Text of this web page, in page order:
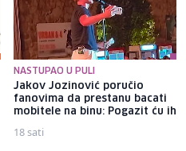
NASTUPAO U PULI
Jakov Jozinović poručio
fanovima da prestanu bacati
mobitele na binu: Pogazit ću ih
18 sati